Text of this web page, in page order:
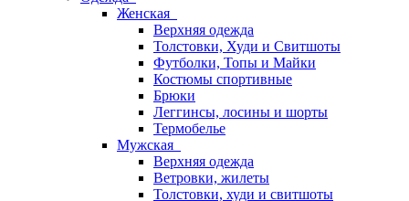
Женская
Верхняя одежда
Толстовки, Худи и Свитшоты
Футболки, Топы и Майки
Костюмы спортивные
Брюки
Леггинсы, лосины и шорты
Термобелье
Мужская
Верхняя одежда
Ветровки, жилеты
Толстовки, худи и свитшоты